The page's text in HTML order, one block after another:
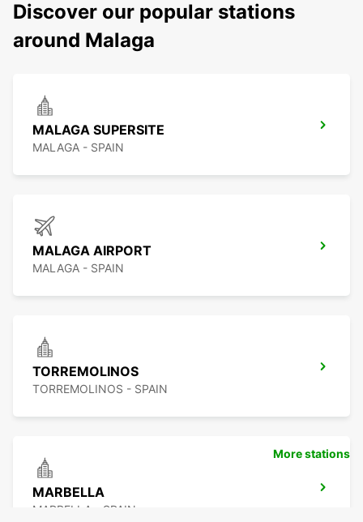
Discover our popular stations
around Malaga
MALAGA SUPERSITE
MALAGA - SPAIN
MALAGA AIRPORT
MALAGA - SPAIN
TORREMOLINOS
TORREMOLINOS - SPAIN
MARBELLA
MARBELLA - SPAIN
More stations